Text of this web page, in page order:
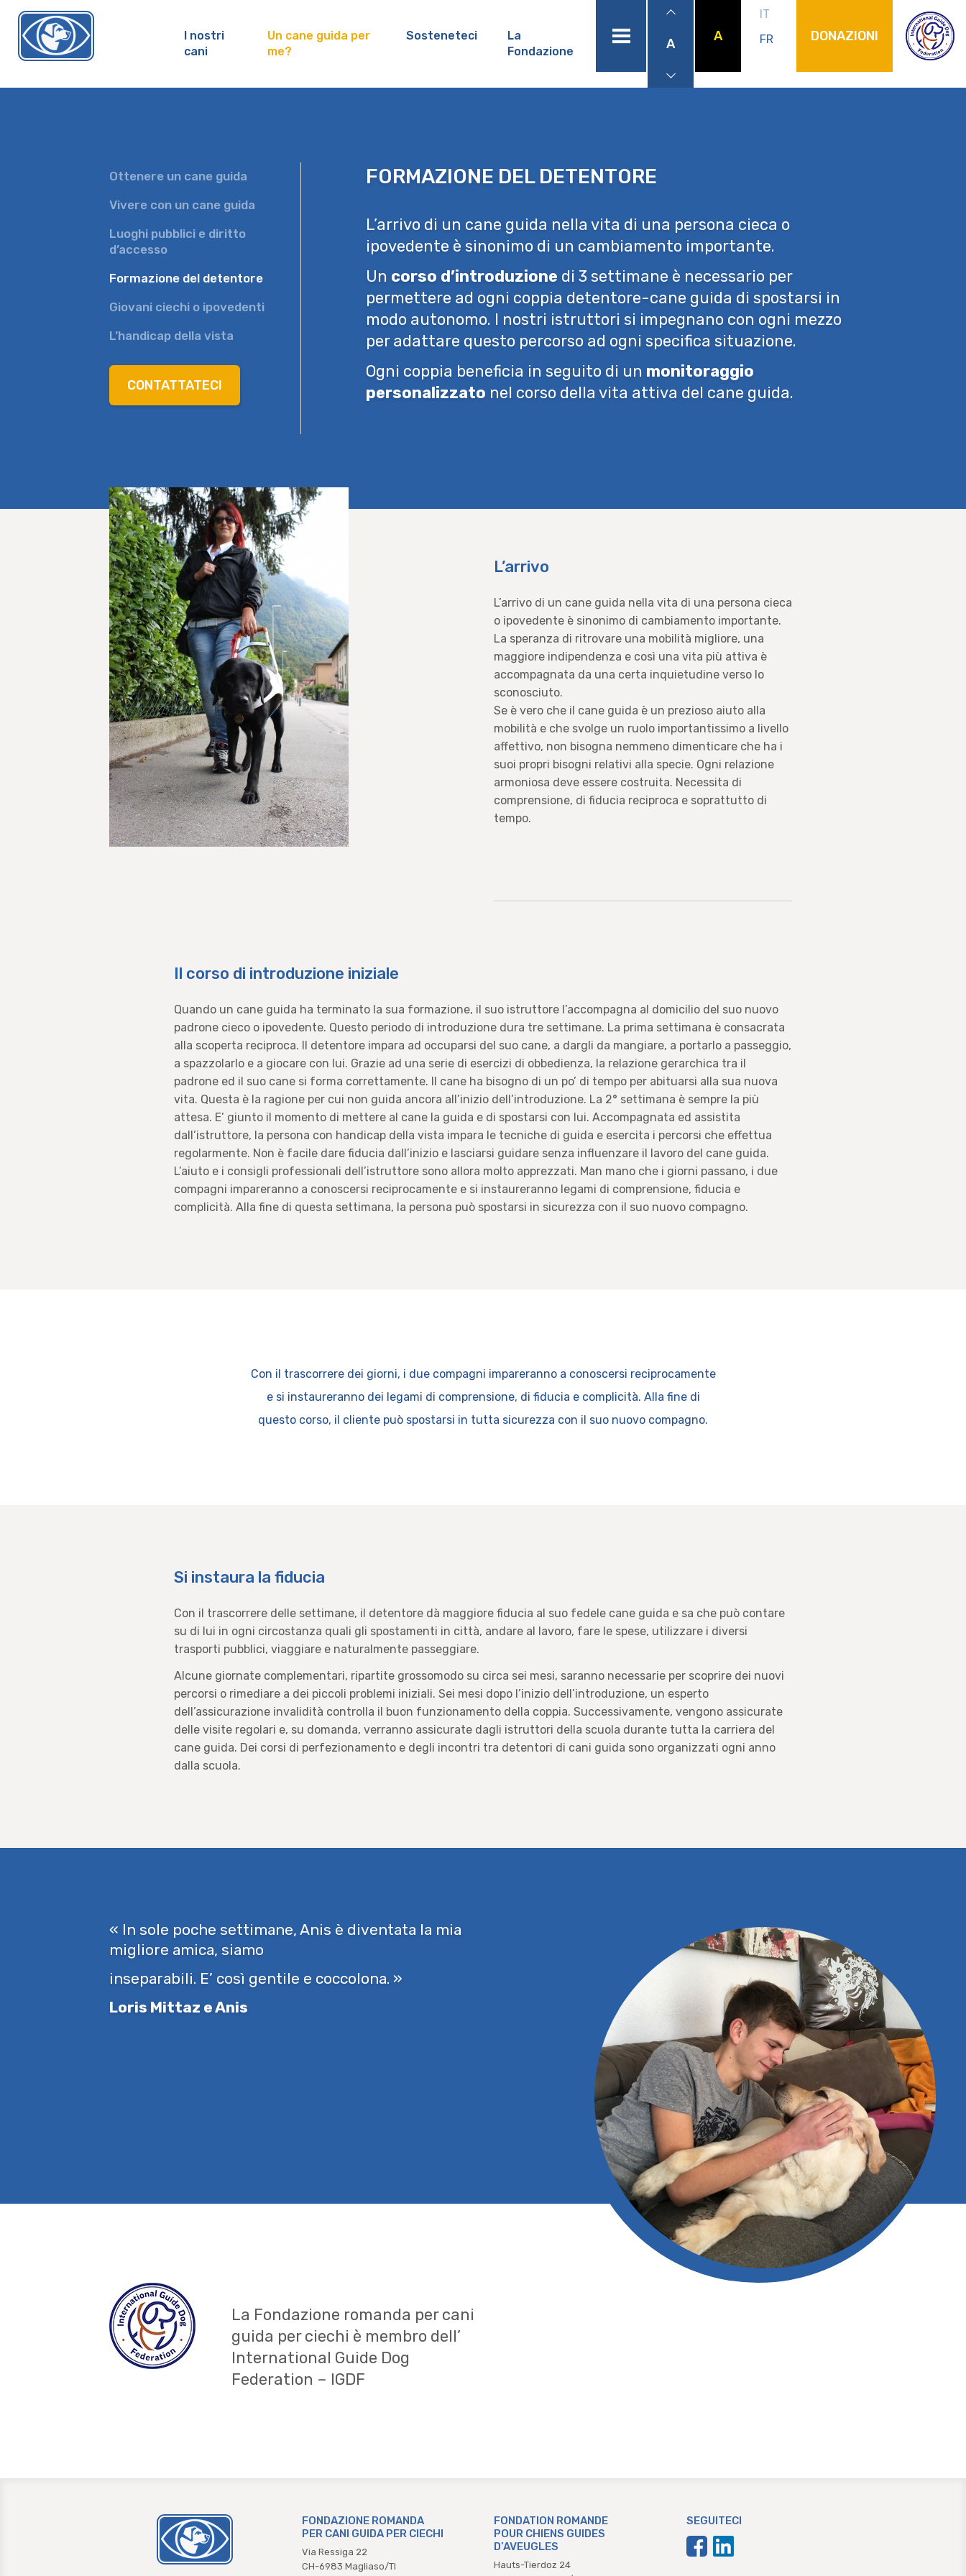
I nostri
cani
Un cane guida per
me?
Sosteneteci
La
Fondazione
menu
A A
IT
FR
DONAZIONI
Ottenere un cane guida
Vivere con un cane guida
Luoghi pubblici e diritto
d’accesso
Formazione del detentore
Giovani ciechi o ipovedenti
L’handicap della vista
CONTATTATECI
FORMAZIONE DEL DETENTORE
L’arrivo di un cane guida nella vita di una persona cieca o
ipovedente è sinonimo di un cambiamento importante.
Un corso d’introduzione di 3 settimane è necessario per
permettere ad ogni coppia detentore-cane guida di spostarsi in
modo autonomo. I nostri istruttori si impegnano con ogni mezzo
per adattare questo percorso ad ogni specifica situazione.
Ogni coppia beneficia in seguito di un monitoraggio
personalizzato nel corso della vita attiva del cane guida.
L’arrivo
L’arrivo di un cane guida nella vita di una persona cieca
o ipovedente è sinonimo di cambiamento importante.
La speranza di ritrovare una mobilità migliore, una
maggiore indipendenza e così una vita più attiva è
accompagnata da una certa inquietudine verso lo
sconosciuto.
Se è vero che il cane guida è un prezioso aiuto alla
mobilità e che svolge un ruolo importantissimo a livello
affettivo, non bisogna nemmeno dimenticare che ha i
suoi propri bisogni relativi alla specie. Ogni relazione
armoniosa deve essere costruita. Necessita di
comprensione, di fiducia reciproca e soprattutto di
tempo.
Il corso di introduzione iniziale
Quando un cane guida ha terminato la sua formazione, il suo istruttore l’accompagna al domicilio del suo nuovo
padrone cieco o ipovedente. Questo periodo di introduzione dura tre settimane. La prima settimana è consacrata
alla scoperta reciproca. Il detentore impara ad occuparsi del suo cane, a dargli da mangiare, a portarlo a passeggio,
a spazzolarlo e a giocare con lui. Grazie ad una serie di esercizi di obbedienza, la relazione gerarchica tra il
padrone ed il suo cane si forma correttamente. Il cane ha bisogno di un po’ di tempo per abituarsi alla sua nuova
vita. Questa è la ragione per cui non guida ancora all’inizio dell’introduzione. La 2° settimana è sempre la più
attesa. E’ giunto il momento di mettere al cane la guida e di spostarsi con lui. Accompagnata ed assistita
dall’istruttore, la persona con handicap della vista impara le tecniche di guida e esercita i percorsi che effettua
regolarmente. Non è facile dare fiducia dall’inizio e lasciarsi guidare senza influenzare il lavoro del cane guida.
L’aiuto e i consigli professionali dell’istruttore sono allora molto apprezzati. Man mano che i giorni passano, i due
compagni impareranno a conoscersi reciprocamente e si instaureranno legami di comprensione, fiducia e
complicità. Alla fine di questa settimana, la persona può spostarsi in sicurezza con il suo nuovo compagno.
Con il trascorrere dei giorni, i due compagni impareranno a conoscersi reciprocamente
e si instaureranno dei legami di comprensione, di fiducia e complicità. Alla fine di
questo corso, il cliente può spostarsi in tutta sicurezza con il suo nuovo compagno.
Si instaura la fiducia
Con il trascorrere delle settimane, il detentore dà maggiore fiducia al suo fedele cane guida e sa che può contare
su di lui in ogni circostanza quali gli spostamenti in città, andare al lavoro, fare le spese, utilizzare i diversi
trasporti pubblici, viaggiare e naturalmente passeggiare.
Alcune giornate complementari, ripartite grossomodo su circa sei mesi, saranno necessarie per scoprire dei nuovi
percorsi o rimediare a dei piccoli problemi iniziali. Sei mesi dopo l’inizio dell’introduzione, un esperto
dell’assicurazione invalidità controlla il buon funzionamento della coppia. Successivamente, vengono assicurate
delle visite regolari e, su domanda, verranno assicurate dagli istruttori della scuola durante tutta la carriera del
cane guida. Dei corsi di perfezionamento e degli incontri tra detentori di cani guida sono organizzati ogni anno
dalla scuola.
« In sole poche settimane, Anis è diventata la mia
migliore amica, siamo
inseparabili. E’ così gentile e coccolona. »
Loris Mittaz e Anis
La Fondazione romanda per cani
guida per ciechi è membro dell’
International Guide Dog
Federation – IGDF
FONDAZIONE ROMANDA
PER CANI GUIDA PER CIECHI
Via Ressiga 22
CH-6983 Magliaso/TI
FONDATION ROMANDE
POUR CHIENS GUIDES
D’AVEUGLES
Hauts-Tierdoz 24
SEGUITECI